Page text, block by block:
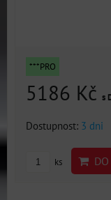
***PRO
5186 Kč s
Dostupnost: 3 dni
ks